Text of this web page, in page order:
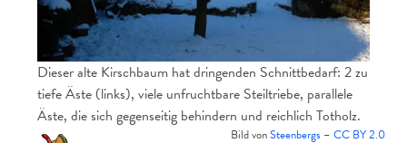
Dieser alte Kirschbaum hat dringenden Schnittbedarf: 2 zu
tiefe Äste (links), viele unfruchtbare Steiltriebe, parallele
Äste, die sich gegenseitig behindern und reichlich Totholz.
Bild vonSteenbergs – CC BY 2.0